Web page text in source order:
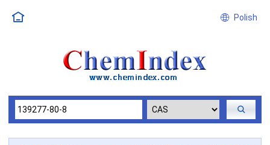
Polish